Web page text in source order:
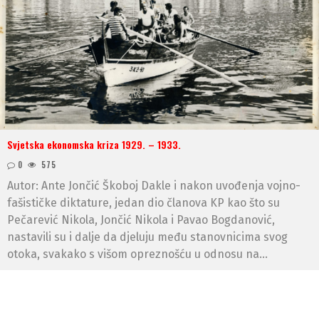
Svjetska ekonomska kriza 1929. – 1933.
0 575
Autor: Ante Jončić Škoboj Dakle i nakon uvođenja vojno-
fašističke diktature, jedan dio članova KP kao što su
Pečarević Nikola, Jončić Nikola i Pavao Bogdanović,
nastavili su i dalje da djeluju među stanovnicima svog
otoka, svakako s višom opreznošću u odnosu na...